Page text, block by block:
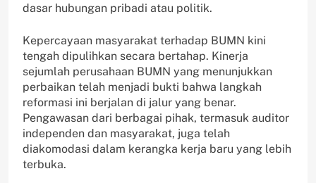
dasar hubungan pribadi atau politik.
Kepercayaan masyarakat terhadap BUMN kini
tengah dipulihkan secara bertahap. Kinerja
sejumlah perusahaan BUMN yang menunjukkan
perbaikan telah menjadi bukti bahwa langkah
reformasi ini berjalan di jalur yang benar.
Pengawasan dari berbagai pihak, termasuk auditor
independen dan masyarakat, juga telah
diakomodasi dalam kerangka kerja baru yang lebih
terbuka.